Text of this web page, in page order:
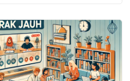
akan mengutamakan
sisi estetika. Para desainer
[…]